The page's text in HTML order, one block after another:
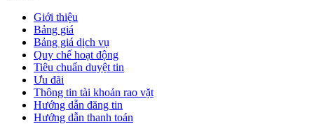
Giới thiệu
Bảng giá
Bảng giá dịch vụ
Quy chế hoạt động
Tiêu chuẩn duyệt tin
Ưu đãi
Thông tin tài khoản rao vặt
Hướng dẫn đăng tin
Hướng dẫn thanh toán